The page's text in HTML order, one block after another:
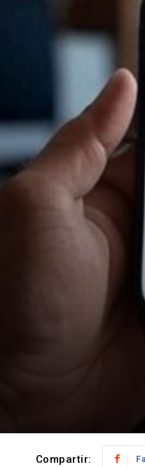
Compartir: